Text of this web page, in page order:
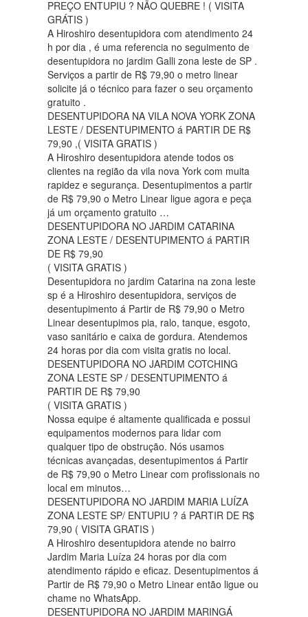
PREÇO ENTUPIU ? NÃO QUEBRE ! ( VISITA
GRÁTIS )
A Hiroshiro desentupidora com atendimento 24
h por dia , é uma referencia no seguimento de
desentupidora no jardim Galli zona leste de SP .
Serviços a partir de R$ 79,90 o metro linear
solicite já o técnico para fazer o seu orçamento
gratuito .
DESENTUPIDORA NA VILA NOVA YORK ZONA
LESTE / DESENTUPIMENTO á PARTIR DE R$
79,90 ,( VISITA GRATIS )
A Hiroshiro desentupidora atende todos os
clientes na região da vila nova York com muita
rapidez e segurança. Desentupimentos a partir
de R$ 79,90 o Metro Linear ligue agora e peça
já um orçamento gratuito …
DESENTUPIDORA NO JARDIM CATARINA
ZONA LESTE / DESENTUPIMENTO á PARTIR
DE R$ 79,90
( VISITA GRATIS )
Desentupidora no jardim Catarina na zona leste
sp é a Hiroshiro desentupidora, serviços de
desentupimento á Partir de R$ 79,90 o Metro
Linear desentupimos pia, ralo, tanque, esgoto,
vaso sanitário e caixa de gordura. Atendemos
24 horas por dia com visita gratis no local.
DESENTUPIDORA NO JARDIM COTCHING
ZONA LESTE SP / DESENTUPIMENTO á
PARTIR DE R$ 79,90
( VISITA GRATIS )
Nossa equipe é altamente qualificada e possui
equipamentos modernos para lidar com
qualquer tipo de obstrução. Nós usamos
técnicas avançadas, desentupimentos á Partir
de R$ 79,90 o Metro Linear com profissionais no
local em minutos…
DESENTUPIDORA NO JARDIM MARIA LUÍZA
ZONA LESTE SP/ ENTUPIU ? á PARTIR DE R$
79,90 ( VISITA GRATIS )
A Hiroshiro desentupidora atende no bairro
Jardim Maria Luíza 24 horas por dia com
atendimento rápido e eficaz. Desentupimentos á
Partir de R$ 79,90 o Metro Linear então ligue ou
chame no WhatsApp.
DESENTUPIDORA NO JARDIM MARINGÁ